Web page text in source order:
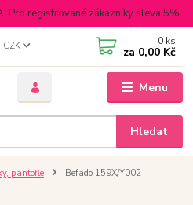
Pro registrované zákazníky sleva 5%.
Menu
CZK
Hledat
0 ks
za 0,00 Kč
pantofle
Befado 159X/Y002